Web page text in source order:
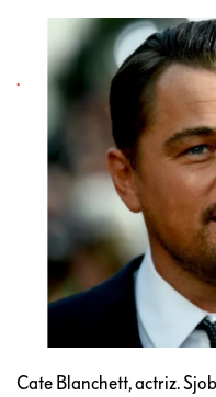
Cate Blanchett, actriz.